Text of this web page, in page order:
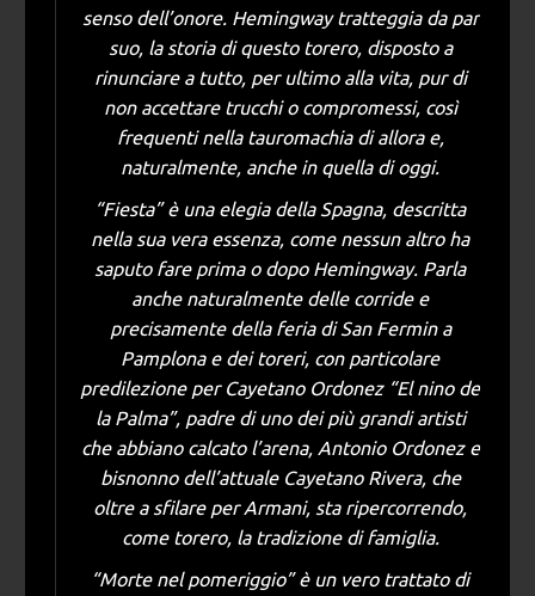
senso dell’onore. Hemingway tratteggia da par
suo, la storia di questo torero, disposto a
rinunciare a tutto, per ultimo alla vita, pur di
non accettare trucchi o compromessi, così
frequenti nella tauromachia di allora e,
naturalmente, anche in quella di oggi.
“Fiesta” è una elegia della Spagna, descritta
nella sua vera essenza, come nessun altro ha
saputo fare prima o dopo Hemingway. Parla
anche naturalmente delle corride e
precisamente della feria di San Fermin a
Pamplona e dei toreri, con particolare
predilezione per Cayetano Ordonez “El nino de
la Palma”, padre di uno dei più grandi artisti
che abbiano calcato l’arena, Antonio Ordonez e
bisnonno dell’attuale Cayetano Rivera, che
oltre a sfilare per Armani, sta ripercorrendo,
come torero, la tradizione di famiglia.
“Morte nel pomeriggio” è un vero trattato di